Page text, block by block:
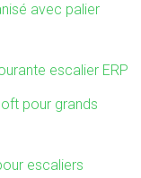
avec palier
escalier ERP
pour grands
escaliers